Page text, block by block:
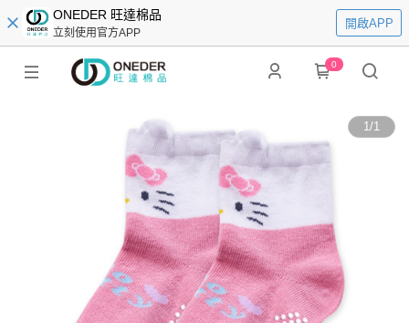
ONEDER 旺達棉品
立刻使用官方APP
開啟APP
0
1/1